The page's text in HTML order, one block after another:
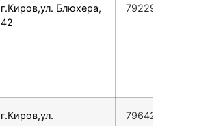
г.Киров,ул. Блюхера,
42
79229694305
г.Киров,ул.
79642556634